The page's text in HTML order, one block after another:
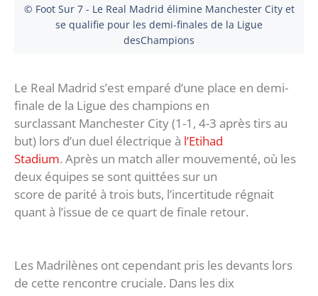
© Foot Sur 7 - Le Real Madrid élimine Manchester City et
se qualifie pour les demi-finales de la Ligue
desChampions
Le Real Madrid s’est emparé d’une place en demi-
finale de la Ligue des champions en
surclassant Manchester City (1-1, 4-3 après tirs au
but) lors d’un duel électrique à l’Etihad
Stadium. Après un match aller mouvementé, où les
deux équipes se sont quittées sur un
score de parité à trois buts, l’incertitude régnait
quant à l’issue de ce quart de finale retour.
Les Madrilènes ont cependant pris les devants lors
de cette rencontre cruciale. Dans les dix